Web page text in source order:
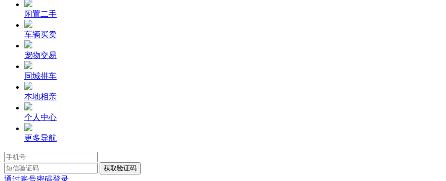
闲置二手
车辆买卖
宠物交易
同城拼车
本地相亲
个人中心
更多导航
通过账号密码登录